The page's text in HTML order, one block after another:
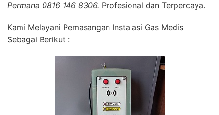
Permana 0816 146 8306. Profesional dan Terpercaya.
Kami Melayani Pemasangan Instalasi Gas Medis
Sebagai Berikut :